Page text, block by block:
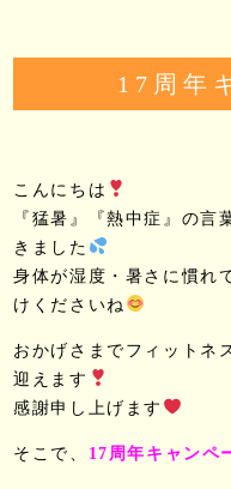
17周年
こんにちは
『猛暑』『熱中症』の言
きました
身体が湿度・暑さに慣れ
けくださいね
おかげさまでフィットネ
迎えます
感謝申し上げます
そこで、 17周年キャンペ